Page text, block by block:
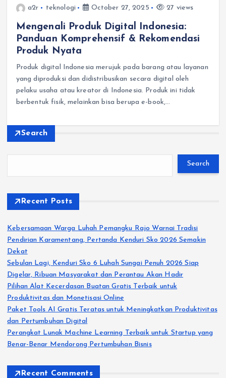
a2r teknologi October 27, 2025 27 views
Mengenali Produk Digital Indonesia:
Panduan Komprehensif & Rekomendasi
Produk Nyata
Produk digital Indonesia merujuk pada barang atau layanan
yang diproduksi dan didistribusikan secara digital oleh
pelaku usaha atau kreator di Indonesia. Produk ini tidak
berbentuk fisik, melainkan bisa berupa e-book,…
Search
Search
Recent Posts
Kebersamaan Warga Luhah Pemangku Rajo Warnai Tradisi
Pendirian Karamentang, Pertanda Kenduri Sko 2026 Semakin
Dekat
Sebulan Lagi, Kenduri Sko 6 Luhah Sungai Penuh 2026 Siap
Digelar, Ribuan Masyarakat dan Perantau Akan Hadir
Pilihan Alat Kecerdasan Buatan Gratis Terbaik untuk
Produktivitas dan Monetisasi Online
Paket Tools AI Gratis Teratas untuk Meningkatkan Produktivitas
dan Pertumbuhan Digital
Perangkat Lunak Machine Learning Terbaik untuk Startup yang
Benar-Benar Mendorong Pertumbuhan Bisnis
Recent Comments